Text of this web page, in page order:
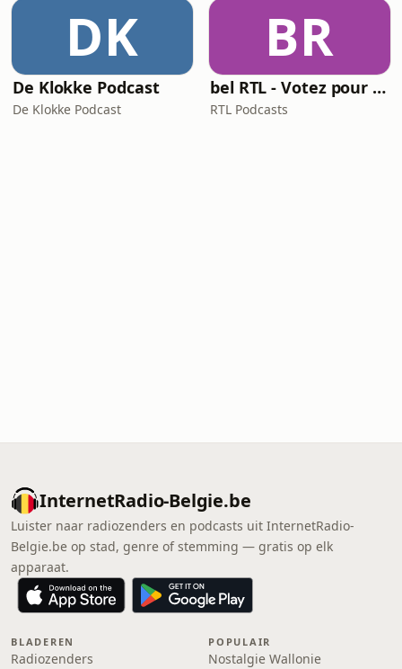
DK
De Klokke Podcast
De Klokke Podcast
BR
bel RTL - Votez pour moi
RTL Podcasts
InternetRadio-Belgie.be
Luister naar radiozenders en podcasts uit InternetRadio-
Belgie.be op stad, genre of stemming — gratis op elk
apparaat.
BLADEREN
Radiozenders
POPULAIR
Nostalgie Wallonie